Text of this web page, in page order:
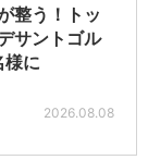
整う！トッ
サントゴル
様に
2026.08.08